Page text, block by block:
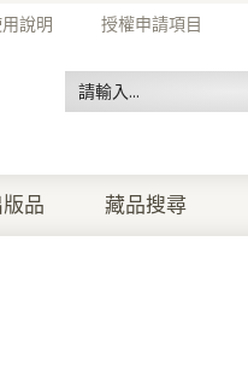
說明 授權申請項目
品 藏品搜尋